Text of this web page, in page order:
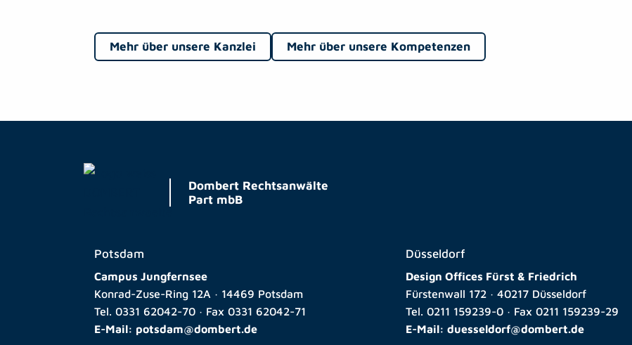
Mehr über unsere Kanzlei Mehr über unsere Kompetenzen
Dombert Rechtsanwälte
Part mbB
Potsdam
Campus Jungfernsee
Konrad-Zuse-Ring 12A · 14469 Potsdam
Tel.0331 62042-70 · Fax0331 62042-71
E-Mail: potsdam@dombert.de
Düsseldorf
Design Offices Fürst & Friedrich
Fürstenwall 172 · 40217 Düsseldorf
Tel.0211 159239-0 · Fax0211 159239-29
E-Mail:duesseldorf@dombert.de